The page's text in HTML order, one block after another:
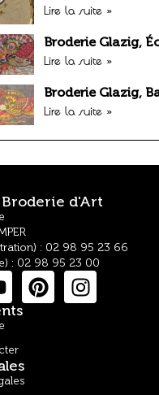
Lire la suite »
Broderie Glazig,
Lire la suite »
Broderie Glazig,
Lire la suite »
Broderie d'Art
: 02 98 95 23 66
: 02 98 95 23 00